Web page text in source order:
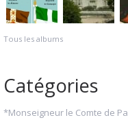
Tous les albums
Catégories
*Monseigneur le Comte de